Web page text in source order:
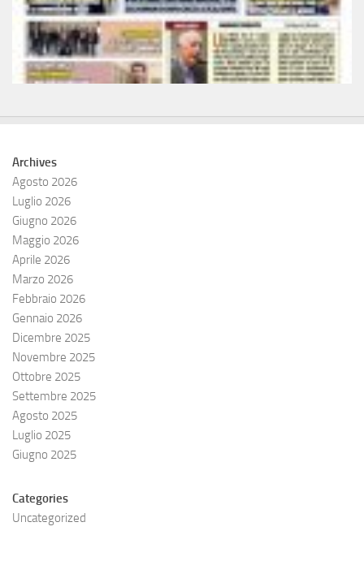
Archives
Agosto 2026
Luglio 2026
Giugno 2026
Maggio 2026
Aprile 2026
Marzo 2026
Febbraio 2026
Gennaio 2026
Dicembre 2025
Novembre 2025
Ottobre 2025
Settembre 2025
Agosto 2025
Luglio 2025
Giugno 2025
Categories
Uncategorized